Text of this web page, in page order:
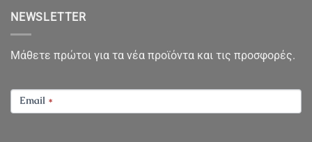
NEWSLETTER
Μάθετε πρώτοι για τα νέα προϊόντα και τις προσφορές.
NEWSLETTER
Email *